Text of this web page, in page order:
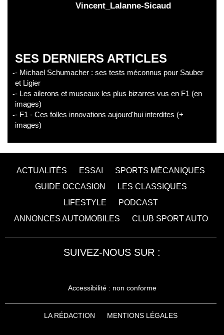
Vincent_Lalanne-Sicaud
SES DERNIERS ARTICLES
- Michael Schumacher : ses tests méconnus pour Sauber
et Ligier
- Les ailerons et museaux les plus bizarres vus en F1 (en
images)
- F1 - Ces folles innovations aujourd'hui interdites (+
images)
ACTUALITÉS ESSAI
SPORTS MÉCANIQUES
GUIDE OCCASION
LES CLASSIQUES
LIFESTYLE
PODCAST
ANNONCES AUTOMOBILES
CLUB SPORT AUTO
SUIVEZ-NOUS SUR :
Accessibilité : non conforme
LA RÉDACTION MENTIONS LÉGALES